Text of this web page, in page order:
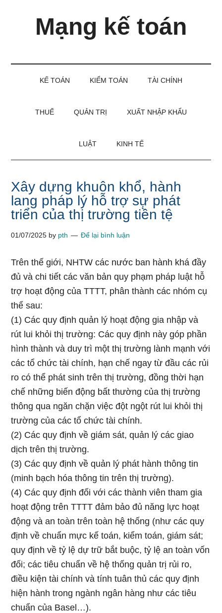
Mạng kế toán
KẾ TOÁN KIỂM TOÁN TÀI CHÍNH
THUẾ QUẢN TRỊ XUẤT NHẬP KHẨU
LUẬT KINH TẾ
Xây dựng khuôn khổ, hành
lang pháp lý hỗ trợ sự phát
triển của thị trường tiền tệ
01/07/2025 by pth Để lại bình luận
Trên thế giới, NHTW các nước ban hành khá đầy
đủ và chi tiết các văn bản quy phạm pháp luật hỗ
trợ hoạt động của TTTT, phân thành các nhóm cụ
thể sau:
(1) Các quy định quản lý hoạt động gia nhập và
rút lui khỏi thị trường: Các quy định này góp phần
hình thành và duy trì một thị trường lành mạnh với
các tổ chức tài chính, hạn chế ngay từ đầu các rủi
ro có thể phát sinh trên thị trường, đồng thời hạn
chế những biến động bất thường của thị trường
thông qua ngăn chặn việc đột ngột rút lui khỏi thị
trường của các tổ chức tài chính.
(2) Các quy định về giám sát, quản lý các giao
dịch trên thị trường.
(3) Các quy định về quản lý phát hành thông tin
(minh bạch hóa thông tin trên thị trường).
(4) Các quy định đối với các thành viên tham gia
hoạt động trên TTTT đảm bảo đủ năng lực hoạt
động và an toàn trên toàn hệ thống (như các quy
định về chuẩn mực kế toán, kiểm toán, giám sát;
quy định về tỷ lệ dự trữ bắt buộc, tỷ lệ an toàn vốn
đối; các tiêu chuẩn về hệ thống quản trị rủi ro,
điều kiện tài chính và tính tuân thủ các quy định
hiện hành trong ngành ngân hàng như các tiêu
chuẩn của Basel…).